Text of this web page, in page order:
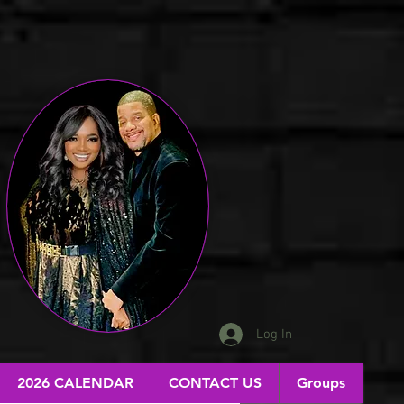
Log In
2026 CALENDAR CONTACT US Groups